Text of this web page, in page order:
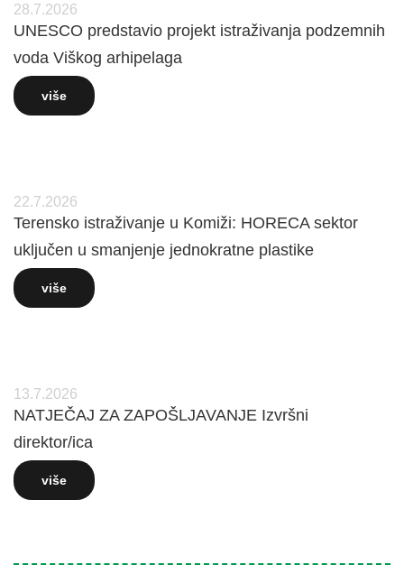
28.7.2026
UNESCO predstavio projekt istraživanja podzemnih
voda Viškog arhipelaga
više
22.7.2026
Terensko istraživanje u Komiži: HORECA sektor
uključen u smanjenje jednokratne plastike
više
13.7.2026
NATJEČAJ ZA ZAPOŠLJAVANJE Izvršni
direktor/ica
više